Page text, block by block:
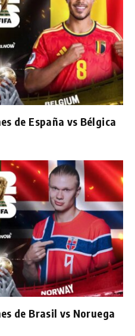
de España vs Bélgica
de Brasil vs Noruega